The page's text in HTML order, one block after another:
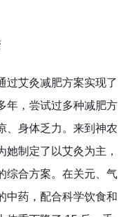
过艾灸减肥方案实现了
年，尝试过多种减肥方
、身体乏力。来到神农
制定了以艾灸为主，
综合方案。在关元、气
中药，配合科学饮食和